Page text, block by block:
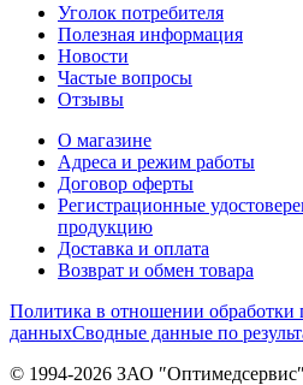
Уголок потребителя
Полезная информация
Новости
Частые вопросы
Отзывы
О магазине
Адреса и режим работы
Договор оферты
Регистрационные
продукцию
Доставка и оплата
Возврат и обмен товара
Политика в отношении обработки
данныхСводные данные по
© 1994-2026 ЗАО ″Оптимедсервис″